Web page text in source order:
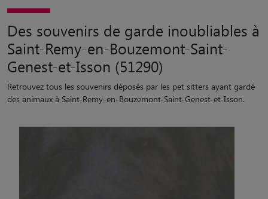
Des souvenirs de garde inoubliables à
Saint-Remy-en-Bouzemont-Saint-
Genest-et-Isson (51290)
Retrouvez tous les souvenirs déposés par les pet sitters ayant gardé
des animaux à Saint-Remy-en-Bouzemont-Saint-Genest-et-Isson.